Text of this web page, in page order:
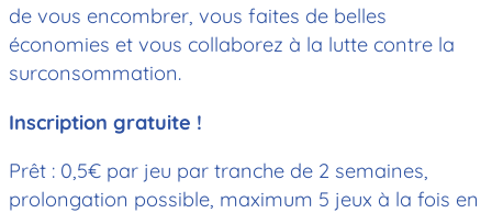
de vous encombrer, vous faites de belles
économies et vous collaborez à la lutte contre la
surconsommation.
Inscription gratuite !
Prêt : 0,5€ par jeu par tranche de 2 semaines,
prolongation possible, maximum 5 jeux à la fois en